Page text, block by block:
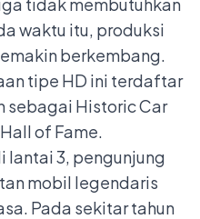
waktu itu, produksi
berkembang.
tipe HD ini terdaftar
sebagai Historic Car
of Fame.
lantai 3, pengunjung
mobil legendaris
Pada sekitar tahun